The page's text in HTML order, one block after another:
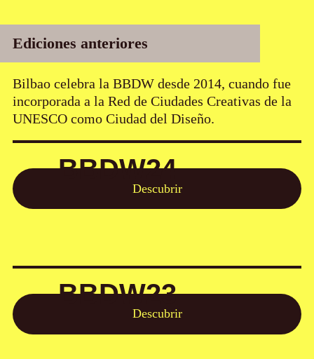
Ediciones anteriores
Bilbao celebra la BBDW desde 2014, cuando fue
incorporada a la Red de Ciudades Creativas de la
UNESCO como Ciudad del Diseño.
BBDW24
Descubrir
BBDW23
Descubrir